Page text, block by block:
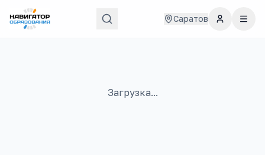
Саратов
Загрузка...